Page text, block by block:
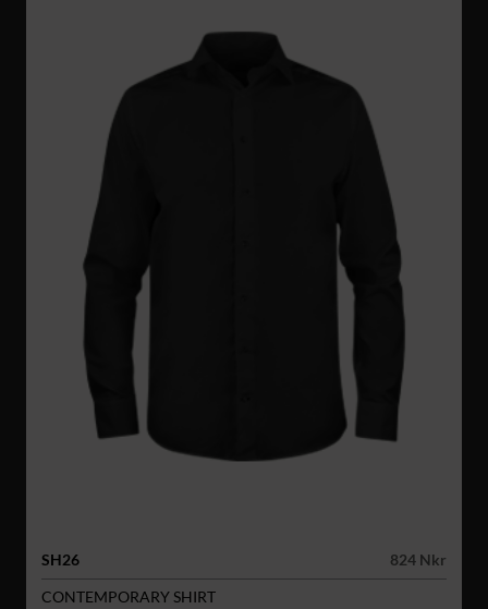
SH26
824 Nkr
CONTEMPORARY SHIRT